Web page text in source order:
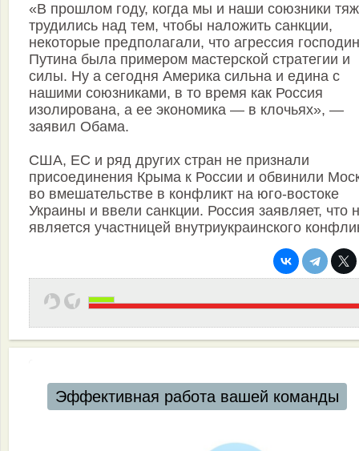
«В прошлом году, когда мы и наши союзники
трудились над тем, чтобы наложить санкции,
некоторые предполагали, что агрессия
Путина была примером мастерской стратегии и
силы. Ну а сегодня Америка сильна и едина с
нашими союзниками, в то время как Россия
изолирована, а ее экономика — в клочьях», —
заявил Обама.
США, ЕС и ряд других стран не признали
присоединения Крыма к России и обвинили
во вмешательстве в конфликт на юго-востоке
Украины и ввели санкции. Россия заявляет, что
является участницей внутриукраинского
Эффективная работа вашей команды